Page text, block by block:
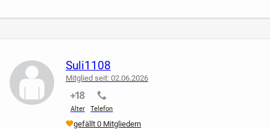
Interesse gerne vor Ort besprochen werden.
Aufenthaltsort:Der Welpe befindet sich in Maxhütte-Haidhof,
Bayern und kann dort nach vorheriger Absprache
kennengelernt werden.
Suli1108
Mitglied seit: 02.06.2026
Alter
nicht verifiziert
Telefon
nicht verifiziert
gefällt 0 Mitgliedern